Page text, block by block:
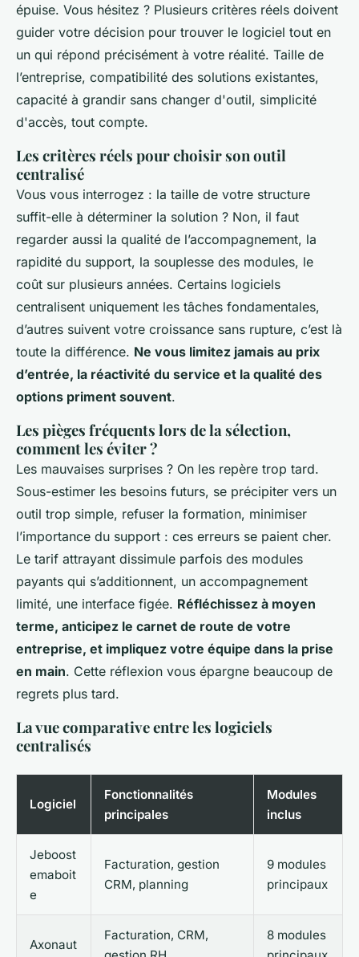
épuise. Vous hésitez ? Plusieurs critères réels doivent
guider votre décision pour trouver le logiciel tout en
un qui répond précisément à votre réalité. Taille de
l’entreprise, compatibilité des solutions existantes,
capacité à grandir sans changer d'outil, simplicité
d'accès, tout compte.
Les critères réels pour choisir son outil
centralisé
Vous vous interrogez : la taille de votre structure
suffit-elle à déterminer la solution ? Non, il faut
regarder aussi la qualité de l’accompagnement, la
rapidité du support, la souplesse des modules, le
coût sur plusieurs années. Certains logiciels
centralisent uniquement les tâches fondamentales,
d’autres suivent votre croissance sans rupture, c’est là
toute la différence. Ne vous limitez jamais au prix
d’entrée, la réactivité du service et la qualité des
options priment souvent.
Les pièges fréquents lors de la sélection,
comment les éviter ?
Les mauvaises surprises ? On les repère trop tard.
Sous-estimer les besoins futurs, se précipiter vers un
outil trop simple, refuser la formation, minimiser
l’importance du support : ces erreurs se paient cher.
Le tarif attrayant dissimule parfois des modules
payants qui s’additionnent, un accompagnement
limité, une interface figée. Réfléchissez à moyen
terme, anticipez le carnet de route de votre
entreprise, et impliquez votre équipe dans la prise
en main. Cette réflexion vous épargne beaucoup de
regrets plus tard.
La vue comparative entre les logiciels
centralisés
Logiciel
Fonctionnalités
principales
Modules
inclus
Jeboost
emaboit
e
Facturation, gestion
CRM, planning
9 modules
principaux
Axonaut
Facturation, CRM,
8 modules